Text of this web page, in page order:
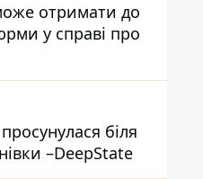
отримати до
у справі про
біля
–DeepState